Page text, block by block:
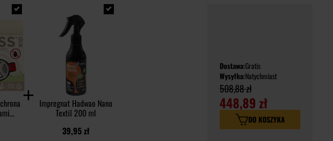
Impregnat Hadwao Nano
Textil 200 ml
39,95 zł
Dostawa:Gratis
Wysyłka:Natychmiast
508,88 zł
448,89 zł
DO KOSZYKA